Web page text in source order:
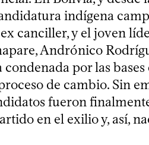
indígena
canciller, y el joven
Andrónico
por las
de cambio. Sin
fueron
en el exilio y, así,